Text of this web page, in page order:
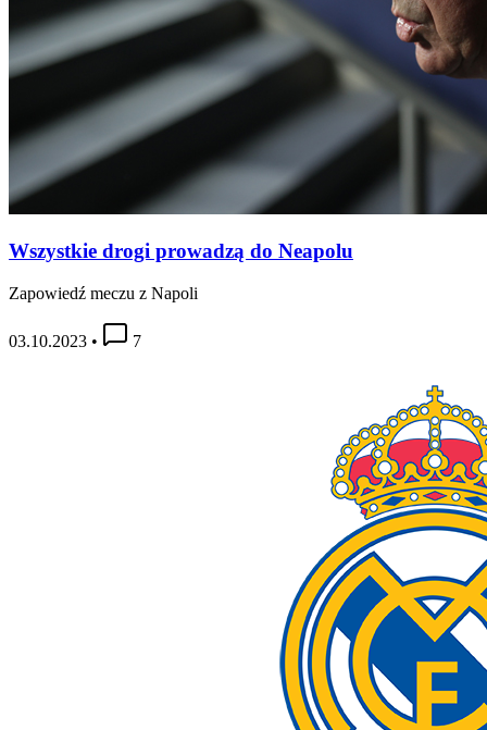
Wszystkie drogi prowadzą do Neapolu
Zapowiedź meczu z Napoli
03.10.2023 • 7